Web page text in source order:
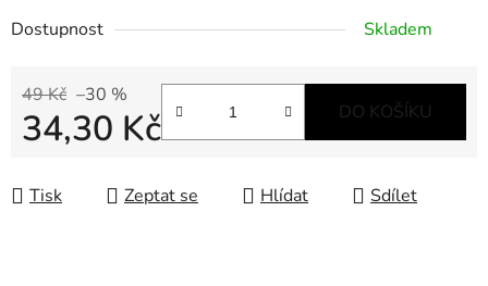
Dostupnost Skladem
49 Kč –30 %
34,30 Kč DO KOŠÍKU
Tisk Zeptat se Hlídat Sdílet